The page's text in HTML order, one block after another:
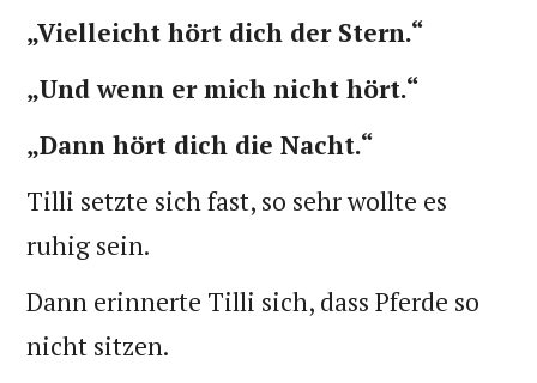
„Vielleicht hört dich der Stern.“
„Und wenn er mich nicht hört.“
„Dann hört dich die Nacht.“
Tilli setzte sich fast, so sehr wollte es
ruhig sein.
Dann erinnerte Tilli sich, dass Pferde so
nicht sitzen.